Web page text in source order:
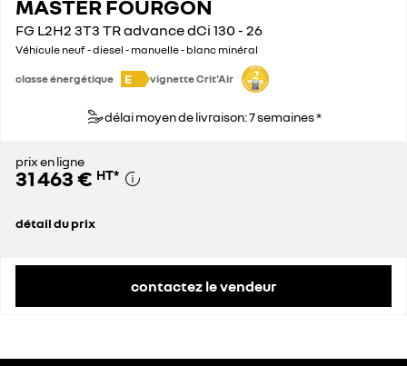
MASTER FOURGON
FG L2H2 3T3 TR advance dCi 130 - 26
Véhicule neuf - diesel - manuelle - blanc minéral
classe énergétique E vignette Crit'Air
délai moyen de livraison: 7 semaines *
prix en ligne
31 463 € HT*
détail du prix
contactez le vendeur